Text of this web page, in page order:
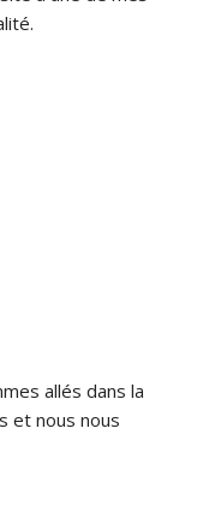
allés dans la
et nous nous